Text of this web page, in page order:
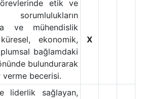
etik ve
ve mühendislik
ekonomik,
bağlamdaki
bulundurarak
becerisi.
X
liderlik sağlayan,